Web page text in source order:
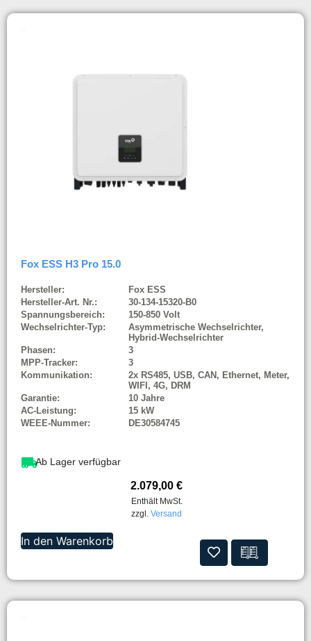
Fox ESS H3 Pro 15.0
Hersteller:
Fox ESS
Hersteller-Art. Nr.:
30-134-15320-B0
Spannungsbereich:
150-850 Volt
Wechselrichter-Typ:
Asymmetrische Wechselrichter,
Hybrid-Wechselrichter
Phasen:
3
MPP-Tracker:
3
Kommunikation:
2x RS485, USB, CAN, Ethernet, Meter,
WIFI, 4G, DRM
Garantie:
10 Jahre
AC-Leistung:
15 kW
WEEE-Nummer:
DE30584745
Ab Lager verfügbar
2.079,00 €
Enthält MwSt.
zzgl. Versand
In den Warenkorb